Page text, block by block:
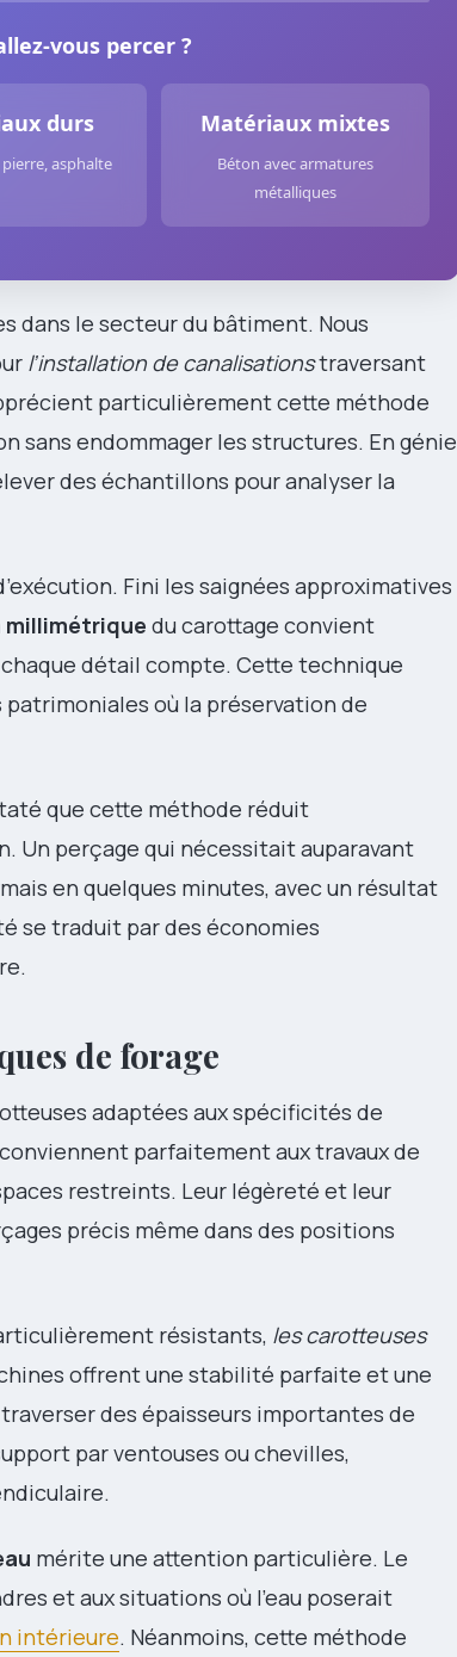
vous percer ?
durs
asphalte
Matériaux mixtes
Béton avec armatures
métalliques
dans le secteur du bâtiment. Nous
l’installation de canalisationstraversant
particulièrement cette méthode
sans endommager les structures. En génie
des échantillons pour analyser la
Fini les saignées approximatives
millimétrique du carottage convient
détail compte. Cette technique
où la préservation de
que cette méthode réduit
Un perçage qui nécessitait auparavant
en quelques minutes, avec un résultat
se traduit par des économies
de forage
adaptées aux spécificités de
conviennent parfaitement aux travaux de
restreints. Leur légèreté et leur
précis même dans des positions
résistants, les carotteuses
offrent une stabilité parfaite et une
des épaisseurs importantes de
par ventouses ou chevilles,
mérite une attention particulière. Le
et aux situations où l’eau poserait
intérieure. Néanmoins, cette méthode